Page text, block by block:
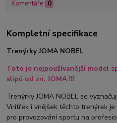
Komentáře 0
Kompletní specifikace
Trenýrky JOMA NOBEL
Toto je nejpoužívanější model
slipů od zn. JOMA !!!
Trenýrky JOMA NOBEL se
Vnitřek i vnějšek těchto trenýrek
pro provozování sportu na